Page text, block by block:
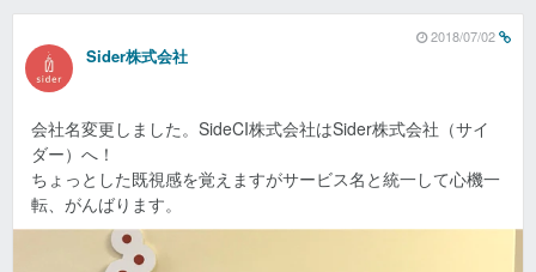
Sider株式会社
2018/07/02
会社名変更しました。SideCI株式会社はSider株式会社（サイ
ダー）へ！
ちょっとした既視感を覚えますがサービス名と統一して心機一
転、がんばります。